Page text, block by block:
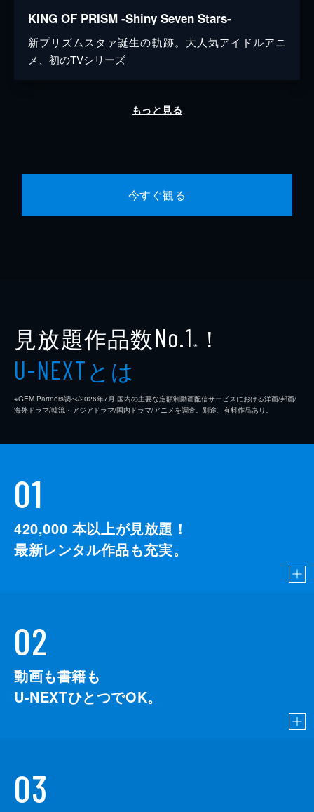
KING OF PRISM -Shiny Seven Stars-
新プリズムスタァ誕生の軌跡。大人気アイドルアニ
メ、初のTVシリーズ
もっと見る
今すぐ観る
見放題作品数No.1 ※ ！
U-NEXTとは
※GEM Partners調べ/2026年7⽉ 国内の主要な定額制動画配信サービスにおける洋画/邦画/
海外ドラマ/韓流・アジアドラマ/国内ドラマ/アニメを調査。別途、有料作品あり。
01
420,000 本以上が見放題！
最新レンタル作品も充実。
02
動画も書籍も
U-NEXTひとつでOK。
03